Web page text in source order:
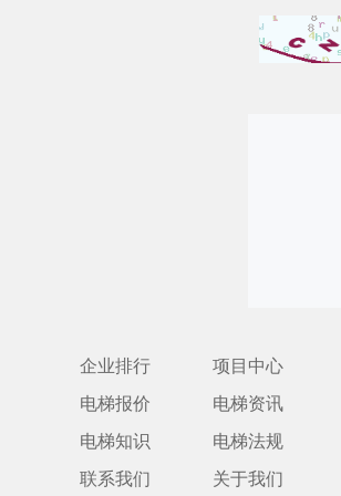
企业排行
项目中心
电梯报价
电梯资讯
电梯知识
电梯法规
联系我们
关于我们